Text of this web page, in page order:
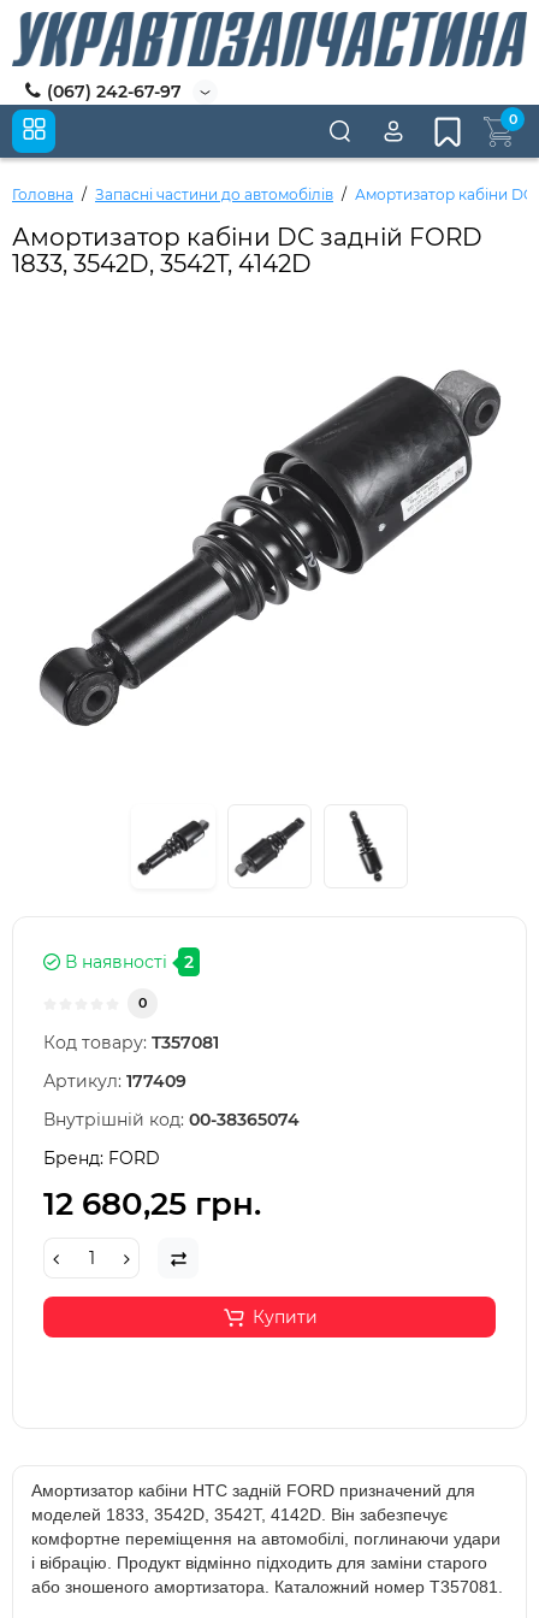
(067) 242-67-97
0
Головна Запасні частини до автомобілів Амортизатор кабіни DC
Амортизатор кабіни DC задній FORD
1833, 3542D, 3542T, 4142D
В наявності 2
0
Код товару: T357081
Артикул: 177409
Внутрішній код: 00-38365074
Бренд: FORD
12 680,25 грн.
Купити
Амортизатор кабіни HTC задній FORD призначений для
моделей 1833, 3542D, 3542T, 4142D. Він забезпечує
комфортне переміщення на автомобілі, поглинаючи удари
і вібрацію. Продукт відмінно підходить для заміни старого
або зношеного амортизатора. Каталожний номер T357081.